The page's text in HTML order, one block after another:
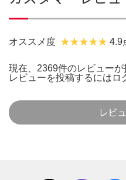
オススメ度 4.9
現在、2369件のレビューが
レビューを投稿するには ロ
レビ